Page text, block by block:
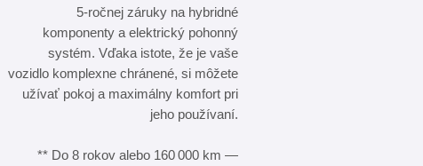
5‑ročnej záruky na hybridné
komponenty a elektrický pohonný
systém. Vďaka istote, že je vaše
vozidlo komplexne chránené, si môžete
užívať pokoj a maximálny komfort pri
jeho používaní.
** Do 8 rokov alebo 160 000 km —